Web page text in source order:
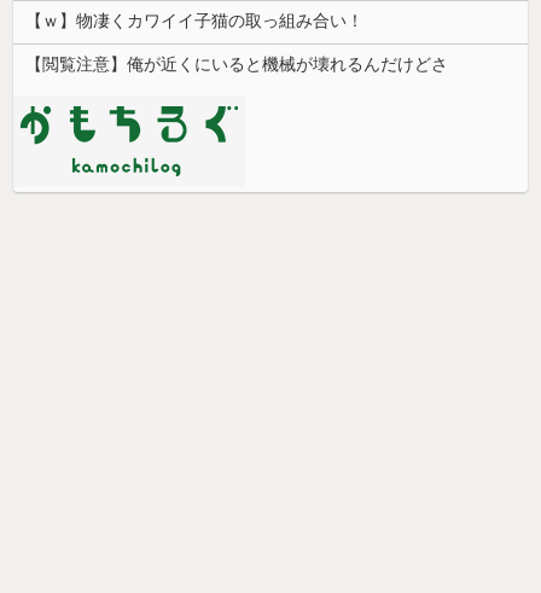
【ｗ】物凄くカワイイ子猫の取っ組み合い！
【閲覧注意】俺が近くにいると機械が壊れるんだけどさ